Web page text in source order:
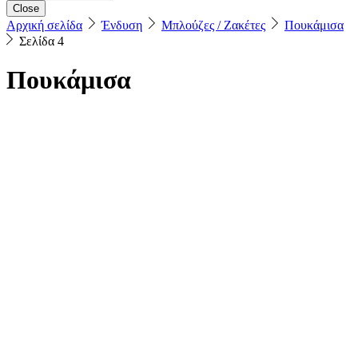
Close
Αρχική σελίδα Ένδυση Μπλούζες / Ζακέτες
Πουκάμισα
Σελίδα 4
Πουκάμισα